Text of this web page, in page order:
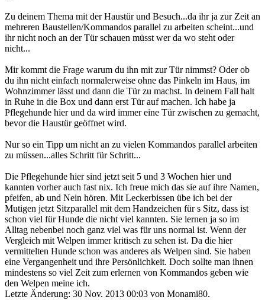
Zu deinem Thema mit der Haustür und Besuch...da ihr ja zur Zeit an
mehreren Baustellen/Kommandos parallel zu arbeiten scheint...und
ihr nicht noch an der Tür schauen müsst wer da wo steht oder
nicht...
Mir kommt die Frage warum du ihn mit zur Tür nimmst? Oder ob
du ihn nicht einfach normalerweise ohne das Pinkeln im Haus, im
Wohnzimmer lässt und dann die Tür zu machst. In deinem Fall halt
in Ruhe in die Box und dann erst Tür auf machen. Ich habe ja
Pflegehunde hier und da wird immer eine Tür zwischen zu gemacht,
bevor die Haustür geöffnet wird.
Nur so ein Tipp um nicht an zu vielen Kommandos parallel arbeiten
zu müssen...alles Schritt für Schritt...
Die Pflegehunde hier sind jetzt seit 5 und 3 Wochen hier und
kannten vorher auch fast nix. Ich freue mich das sie auf ihre Namen,
pfeifen, ab und Nein hören. Mit Leckerbissen übe ich bei der
Mutigen jetzt Sitzparallel mit dem Handzeichen für s Sitz, dass ist
schon viel für Hunde die nicht viel kannten. Sie lernen ja so im
Alltag nebenbei noch ganz viel was für uns normal ist. Wenn der
Vergleich mit Welpen immer kritisch zu sehen ist. Da die hier
vermittelten Hunde schon was anderes als Welpen sind. Sie haben
eine Vergangenheit und ihre Persönlichkeit. Doch sollte man ihnen
mindestens so viel Zeit zum erlernen von Kommandos geben wie
den Welpen meine ich.
Letzte Änderung: 30 Nov. 2013 00:03 von Monami80.